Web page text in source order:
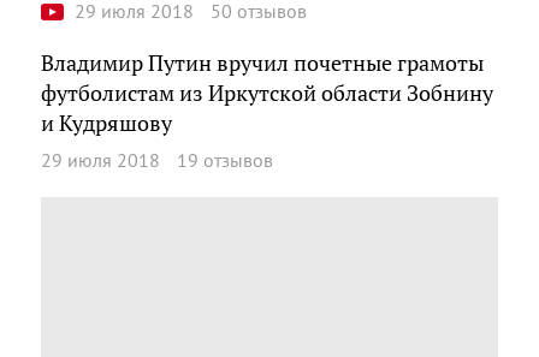
29 июля 2018 50 отзывов
Владимир Путин вручил почетные грамоты
футболистам из Иркутской области Зобнину
и Кудряшову
29 июля 2018 19 отзывов